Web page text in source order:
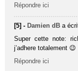
Répondre ici
[5] - Damien dB a
Super cette note:
j’adhere totalement 😉
Répondre ici